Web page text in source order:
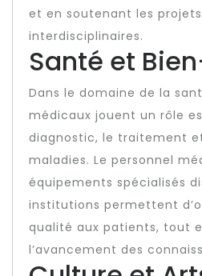
et en soutenant les
interdisciplinaires.
Santé et
Dans le domaine de la
médicaux jouent un rôle
diagnostic, le traitement
maladies. Le personnel
équipements spécialisés
institutions permettent
qualité aux patients, tout
l’avancement des